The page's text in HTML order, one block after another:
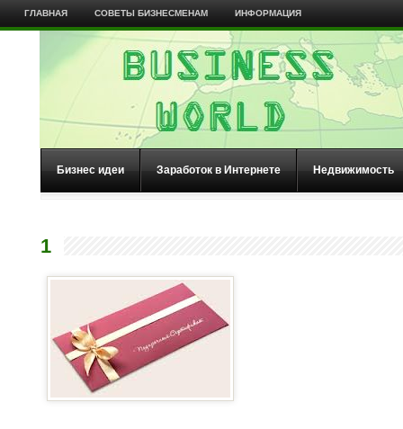
ГЛАВНАЯ СОВЕТЫ БИЗНЕСМЕНАМ ИНФОРМАЦИЯ
Бизнес идеи Заработок в Интернете Недвижимость
1